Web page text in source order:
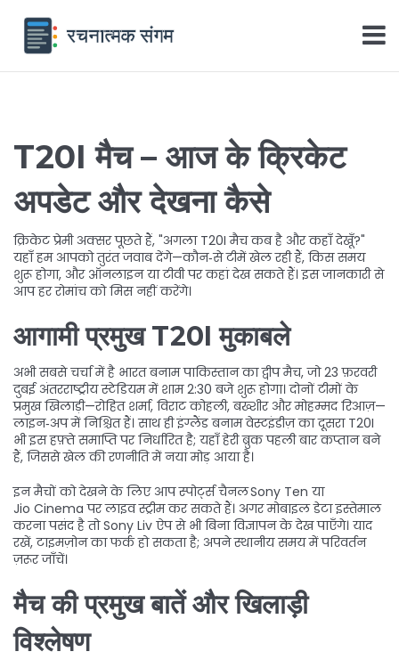
T20I मैच – आज के क्रिकेट
अपडेट और देखना कैसे
क्रिकेट प्रेमी अक्सर पूछते हैं, "अगला T20I मैच कब है और कहाँ देखूँ?"
यहाँ हम आपको तुरंत जवाब देंगे—कौन‑से टीमें खेल रही हैं, किस समय
शुरू होगा, और ऑनलाइन या टीवी पर कहां देख सकते हैं। इस जानकारी से
आप हर रोमांच को मिस नहीं करेंगे।
आगामी प्रमुख T20I मुकाबले
अभी सबसे चर्चा में है भारत बनाम पाकिस्तान का द्वीप मैच, जो 23 फ़रवरी
दुबई अंतरराष्ट्रीय स्टेडियम में शाम 2:30 बजे शुरू होगा। दोनों टीमों के
प्रमुख खिलाड़ी—रोहित शर्मा, विराट कोहली, बख्शीर और मोहम्मद रिआज़—
लाइन‑अप में निश्चित हैं। साथ ही इंग्लैंड बनाम वेस्टइंडीज़ का दूसरा T20I
भी इस हफ़्ते समाप्ति पर निर्धारित है; यहाँ हेरी ब्रुक पहली बार कप्तान बने
हैं, जिससे खेल की रणनीति में नया मोड़ आया है।
इन मैचों को देखने के लिए आप स्पोर्ट्स चैनल Sony Ten या
Jio Cinema पर लाइव स्ट्रीम कर सकते हैं। अगर मोबाइल डेटा इस्तेमाल
करना पसंद है तो Sony Liv ऐप से भी बिना विज्ञापन के देख पाएँगे। याद
रखें, टाइमज़ोन का फर्क हो सकता है; अपने स्थानीय समय में परिवर्तन
ज़रूर जाँचें।
मैच की प्रमुख बातें और खिलाड़ी
विश्लेषण